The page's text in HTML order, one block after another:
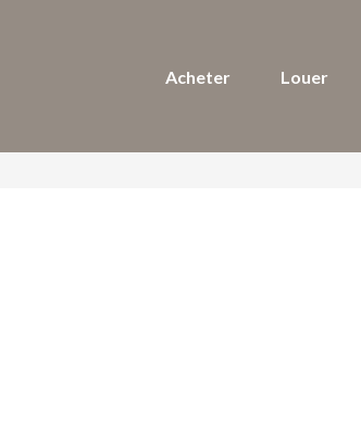
Acheter Louer